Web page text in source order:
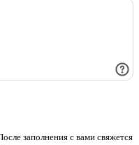
заполнения с вами свяжется